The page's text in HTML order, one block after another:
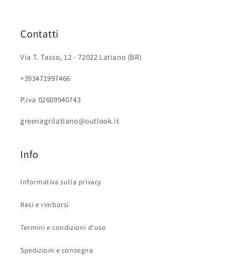
Contatti
Via T. Tasso, 12 - 72022 Latiano (BR)
+393471997466
P.iva 02609940743
greenagrilatiano@outlook.it
Info
Informativa sulla privacy
Resi e rimborsi
Termini e condizioni d'uso
Spedizioni e consegna